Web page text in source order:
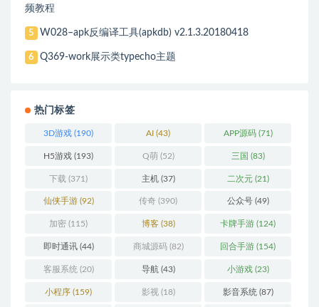
频教程
5 W028–apk反编译工具(apkdb) v2.1.3.20180418
6 Q369-work展示类typecho主题
热门标签
3D游戏 (190) AI (43) APP源码(71)
H5游戏 (193) Q萌(52) 三国 (83)
下载 (371) 主机(37) 二次元(21)
仙侠手游(92) 传奇 (390) 公众号(49)
加密 (115) 博客(38) 卡牌手游 (124)
即时通讯(44) 商城源码(82) 回合手游 (154)
客服系统 (20) 导航(43) 小游戏(23)
小程序 (159) 影视(18) 影音系统 (87)